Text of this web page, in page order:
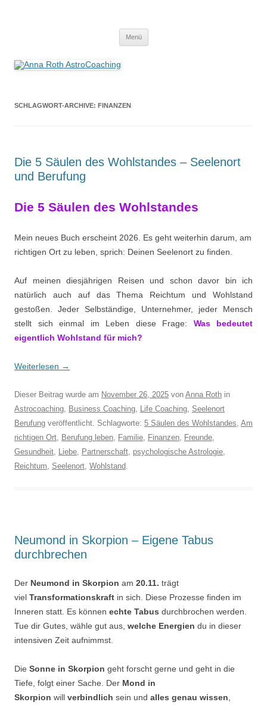
Menü
SCHLAGWORT-ARCHIVE: FINANZEN
Die 5 Säulen des Wohlstandes – Seelenort
und Berufung
Die 5 Säulen des Wohlstandes
Mein neues Buch erscheint 2026. Es geht weiterhin darum, am
richtigen Ort zu leben, sprich: Deinen Seelenort zu finden.
Auf meinen diesjährigen Reisen und schon davor bin ich
natürlich auch auf das Thema Reichtum und Wohlstand
gestoßen. Jeder Selbständige, Unternehmer, jeder Mensch
stellt sich einmal im Leben diese Frage: Was bedeutet
eigentlich Wohlstand für mich?
Weiterlesen →
Dieser Beitrag wurde am November 26, 2025 von Anna Roth in
Astrocoaching, Business Coaching, Life Coaching, Seelenort
Berufung veröffentlicht. Schlagworte: 5 Säulen des Wohlstandes, Am
richtigen Ort, Berufung leben, Familie, Finanzen, Freunde,
Gesundheit, Liebe, Partnerschaft, psychologische Astrologie,
Reichtum, Seelenort, Wohlstand.
Neumond in Skorpion – Eigene Tabus
durchbrechen
Der Neumond in Skorpion am 20.11. trägt
viel Transformationskraft in sich. Diese Prozesse finden im
Inneren statt. Es können echte Tabus durchbrochen werden.
Tue dir Gutes, wähle gut aus, welche Energien du in dieser
intensiven Zeit aufnimmst.
Die Sonne in Skorpion geht forscht gerne und geht in die
Tiefe, folgt einer Sache. Der Mond in
Skorpion will verbindlich sein und alles genau wissen